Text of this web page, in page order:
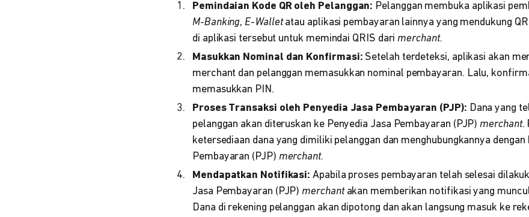
Pemindaian Kode QR oleh Pelanggan: Pelanggan membuka aplikasi
M-Banking,E-Walletatau aplikasi pembayaran lainnya yang mendukung
di aplikasi tersebut untuk memindai QRIS darimerchant.
Masukkan Nominal dan Konfirmasi: Setelah terdeteksi, aplikasi akan
merchant dan pelanggan memasukkan nominal pembayaran. Lalu,
memasukkan PIN.
Proses Transaksi oleh Penyedia Jasa Pembayaran (PJP): Dana yang
pelanggan akan diteruskan ke Penyedia Jasa Pembayaran (PJP)merchant.
ketersediaan dana yang dimiliki pelanggan dan menghubungkannya dengan
Pembayaran (PJP) merchant.
Mendapatkan Notifikasi: Apabila proses pembayaran telah selesai
Jasa Pembayaran (PJP)merchant akan memberikan notifikasi yang
Dana di rekening pelanggan akan dipotong dan akan langsung masuk ke